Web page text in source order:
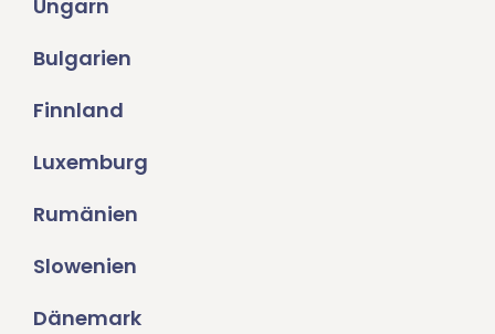
Ungarn
Bulgarien
Finnland
Luxemburg
Rumänien
Slowenien
Dänemark